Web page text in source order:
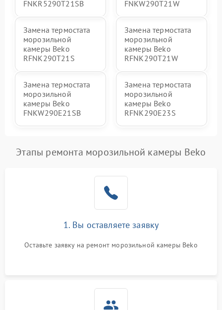
FNKR5290T21SB FNKW290T21W
Замена термостата
морозильной
камеры Beko
RFNK290T21S
Замена термостата
морозильной
камеры Beko
RFNK290T21W
Замена термостата
морозильной
камеры Beko
FNKW290E21SB
Замена термостата
морозильной
камеры Beko
RFNK290E23S
Этапы ремонта морозильной камеры Beko
1. Вы оставляете заявку
Оставьте заявку на ремонт морозильной камеры Beko